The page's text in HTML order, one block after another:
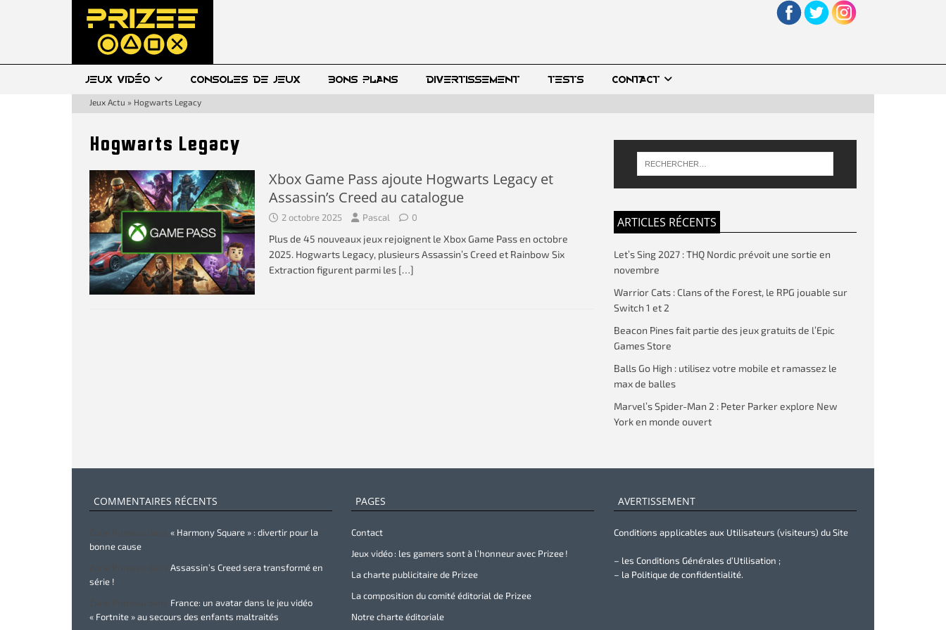
JEUX VIDÉO CONSOLES DE JEUX BONS PLANS DIVERTISSEMENT TESTS CONTACT
Jeux Actu » Hogwarts Legacy
Hogwarts Legacy
Xbox Game Pass ajoute Hogwarts Legacy et
Assassin’s Creed au catalogue
2 octobre 2025 Pascal 0
Plus de 45 nouveaux jeux rejoignent le Xbox Game Pass en octobre
2025. Hogwarts Legacy, plusieurs Assassin’s Creed et Rainbow Six
Extraction figurent parmi les […]
ARTICLES RÉCENTS
Let’s Sing 2027 : THQ Nordic prévoit une sortie en
novembre
Warrior Cats : Clans of the Forest, le RPG jouable sur
Switch 1 et 2
Beacon Pines fait partie des jeux gratuits de l’Epic
Games Store
Balls Go High : utilisez votre mobile et ramassez le
max de balles
Marvel’s Spider-Man 2 : Peter Parker explore New
York en monde ouvert
COMMENTAIRES RÉCENTS
« Harmony Square » : divertir pour la
bonne cause
Assassin’s Creed sera transformé en
série !
France: un avatar dans le jeu vidéo
« Fortnite » au secours des enfants maltraités
PAGES
Contact
Jeux vidéo : les gamers sont à l’honneur avec Prizee !
La charte publicitaire de Prizee
La composition du comité éditorial de Prizee
Notre charte éditoriale
AVERTISSEMENT
Conditions applicables aux Utilisateurs (visiteurs) du Site
– les Conditions Générales d’Utilisation ;
– la Politique de confidentialité.